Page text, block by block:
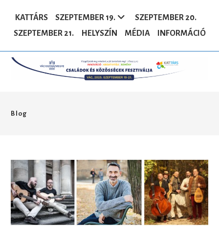
KATTÁRS SZEPTEMBER 19.
SZEPTEMBER 20.
SZEPTEMBER 21.
HELYSZÍN MÉDIA INFORMÁCIÓ
Blog